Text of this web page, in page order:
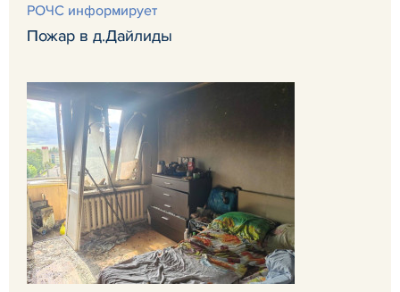
РОЧС информирует
Пожар в д.Дайлиды